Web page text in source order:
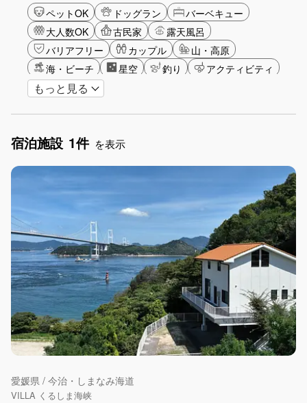
ペットOK ドッグラン
バーベキュー
大人数OK
古民家
露天風呂
バリアフリー
カップル
山・高原
海・ビーチ
星空 釣り
アクティビティ
グリーンツーリズム
もっと見る
宿泊施設 1件 を表示
愛媛県 / 今治・しまなみ海道
VILLA くるしま海峡